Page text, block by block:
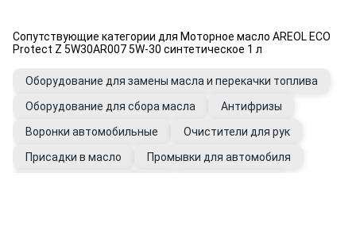
Сопутствующие категории для Моторное масло AREOL ECO
Protect Z 5W30AR007 5W-30 синтетическое 1 л
Оборудование для замены масла и перекачки топлива
Оборудование для сбора масла
Антифризы
Воронки автомобильные
Очистители для рук
Присадки в масло
Промывки для автомобиля